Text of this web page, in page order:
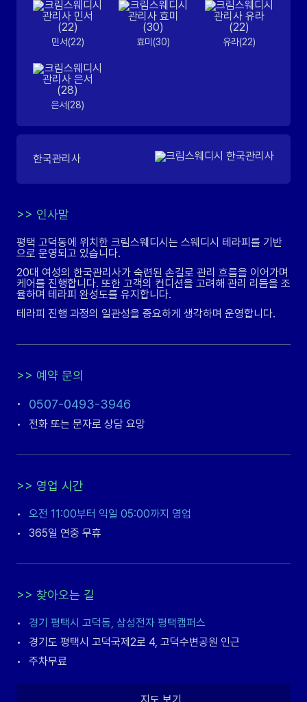
민서(22) 효미(30) 유라(22)
은서(28)
한국관리사
>> 인사말
평택 고덕동에 위치한 크림스웨디시는 스웨디시 테라피를 기반
으로 운영되고 있습니다.
20대 여성의 한국관리사가 숙련된 손길로 관리 흐름을 이어가며
케어를 진행합니다. 또한 고객의 컨디션을 고려해 관리 리듬을 조
율하며 테라피 완성도를 유지합니다.
테라피 진행 과정의 일관성을 중요하게 생각하며 운영합니다.
>> 예약 문의
• 0507-0493-3946
• 전화 또는 문자로 상담 요망
>> 영업 시간
•
오전 11:00부터 익일 05:00까지 영업
•
365일 연중 무휴
>> 찾아오는 길
•
경기 평택시 고덕동, 삼성전자 평택캠퍼스
•
경기도 평택시 고덕국제2로 4, 고덕수변공원 인근
•
주차무료